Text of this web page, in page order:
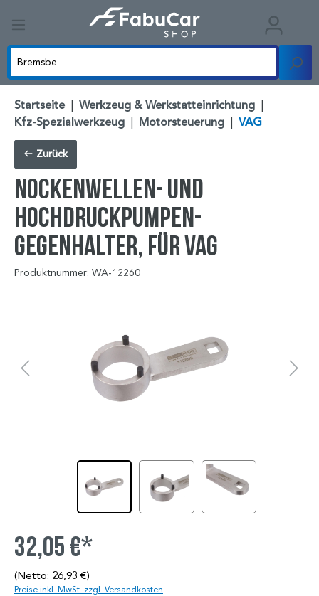
Startseite | Werkzeug & Werkstatteinrichtung |
Kfz-Spezialwerkzeug | Motorsteuerung | VAG
Zurück
Nockenwellen- und
Hochdruckpumpen-
Gegenhalter, für VAG
Produktnummer: WA-12260
32,05 €*
(Netto: 26,93 €)
Preise inkl. MwSt. zzgl. Versandkosten